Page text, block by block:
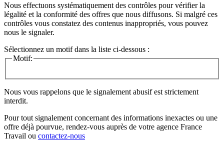
Nous effectuons systématiquement des contrôles pour vérifier la
légalité et la conformité des offres que nous diffusons. Si malgré ces
contrôles vous constatez des contenus inappropriés, vous pouvez
nous le signaler.
Sélectionnez un motif dans la liste ci-dessous :
Motif:
Nous vous rappelons que le signalement abusif est strictement
interdit.
Pour tout signalement concernant des informations inexactes ou une
offre déjà pourvue, rendez-vous auprès de votre agence France
Travail ou contactez-nous